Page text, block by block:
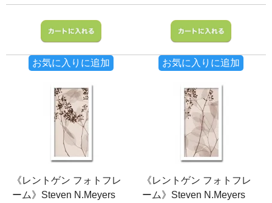
お気に入りに追加 お気に入りに追加
《レントゲン フォトフレ
ーム》Steven N.Meyers
《レントゲン フォトフレ
ーム》Steven N.Meyers